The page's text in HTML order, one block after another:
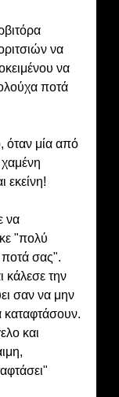
να
να
ποτά
όταν μία από
χαμένη
εκείνη!
να
"πολύ
ποτά σας".
κάλεσε την
σαν να μην
καταφτάσουν.
και